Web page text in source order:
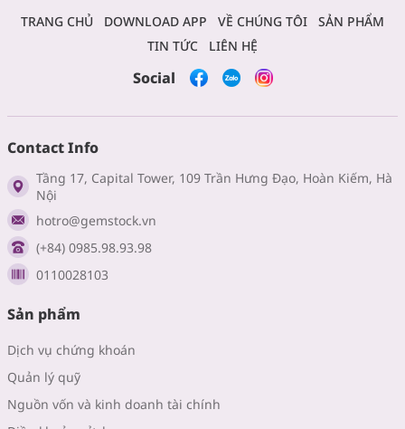
TRANG CHỦ DOWNLOAD APP VỀ CHÚNG TÔI
SẢN PHẨM
TIN TỨC
LIÊN HỆ
Social
Contact Info
Tầng 17, Capital Tower, 109 Trần Hưng Đạo, Hoàn Kiếm, Hà
Nội
hotro@gemstock.vn
(+84) 0985.98.93.98
0110028103
Sản phẩm
Dịch vụ chứng khoán
Quản lý quỹ
Nguồn vốn và kinh doanh tài chính